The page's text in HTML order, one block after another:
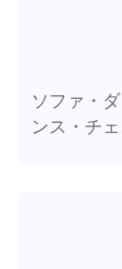
ソファ・
ンス・チ